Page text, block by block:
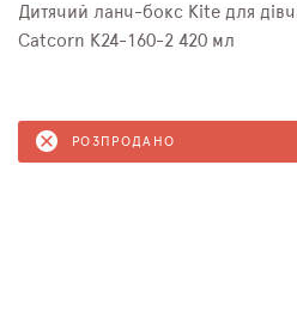
Дитячий ланч-бокс Kite для
Catcorn K24-160-2 420 мл
РОЗПРОДАНО